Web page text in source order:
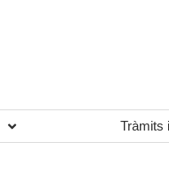
Tràmits